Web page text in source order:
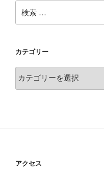
索:
カテゴリー
アクセス